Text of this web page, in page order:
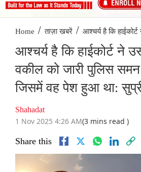
Home / ताज़ा खबरें / आश्चर्य है कि
आश्चर्य है कि हाईकोर्ट ने
वकील को जारी पुलिस समन
जिसमें वह पेश हुआ था:
Shahadat
1 Nov 2025 4:26 AM(3 mins read )
Share this